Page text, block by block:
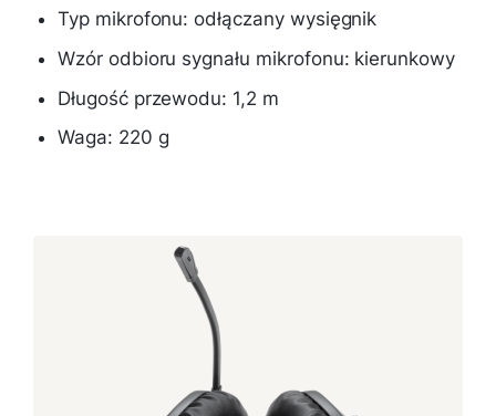
Typ mikrofonu: odłączany wysięgnik
Wzór odbioru sygnału mikrofonu: kierunkowy
Długość przewodu: 1,2 m
Waga: 220 g